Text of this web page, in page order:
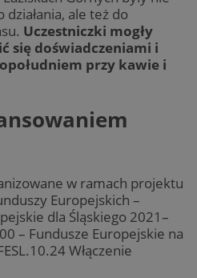
ale też do
Uczestniczki mogły
się doświadczeniami i
przy kawie i
w ramach projektu
Europejskich –
dla Śląskiego 2021–
– Fundusze Europejskie na
Włączenie